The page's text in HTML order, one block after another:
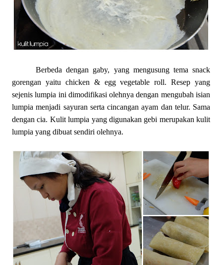
Berbeda dengan gaby, yang mengusung tema snack
gorengan yaitu chicken & egg vegetable roll. Resep yang
sejenis lumpia ini dimodifikasi olehnya dengan mengubah isian
lumpia menjadi sayuran serta cincangan ayam dan telur. Sama
dengan cia. Kulit lumpia yang digunakan gebi merupakan kulit
lumpia yang dibuat sendiri olehnya.